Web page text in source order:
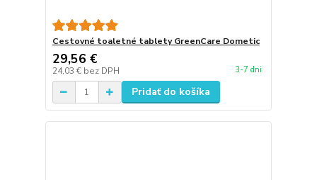
Cestovné toaletné tablety GreenCare Dometic
29,56 €
24,03 € bez DPH 3-7 dni
Pridať do košíka